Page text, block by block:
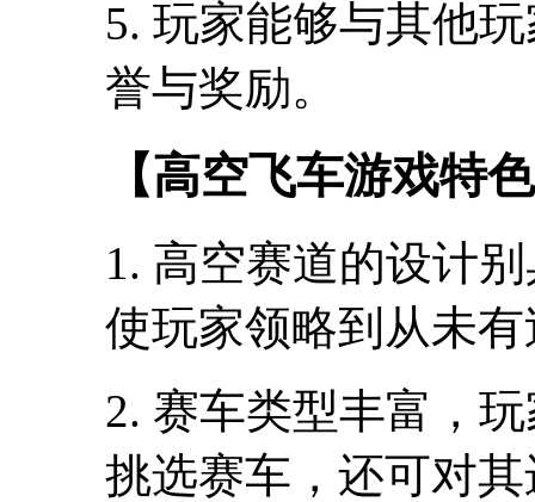
5. 玩家能够与其他
誉与奖励。
【高空飞车游戏特
1. 高空赛道的设计
使玩家领略到从未
2. 赛车类型丰富，
挑选赛车，还可对